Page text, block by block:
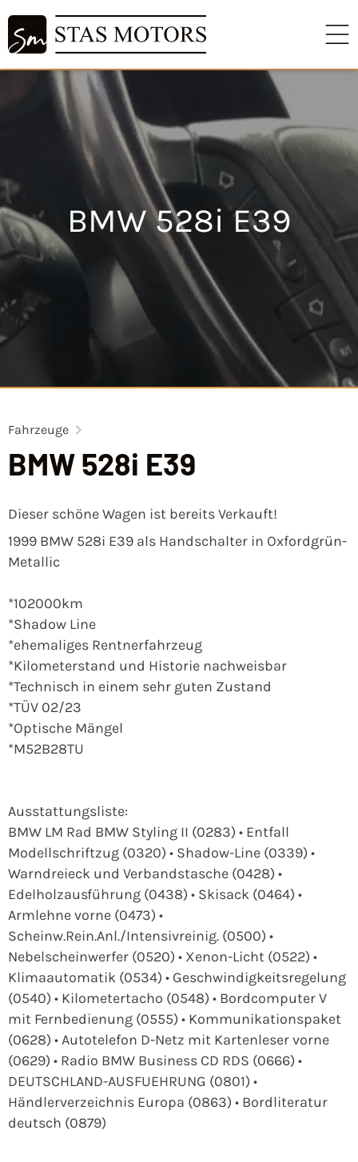
BMW 528i E39
Fahrzeuge
BMW 528i E39
Dieser schöne Wagen ist bereits Verkauft!
1999 BMW 528i E39 als Handschalter in Oxfordgrün-
Metallic
*102000km
*Shadow Line
*ehemaliges Rentnerfahrzeug
*Kilometerstand und Historie nachweisbar
*Technisch in einem sehr guten Zustand
*TÜV 02/23
*Optische Mängel
*M52B28TU
Ausstattungsliste:
BMW LM Rad BMW Styling II (0283) • Entfall
Modellschriftzug (0320) • Shadow-Line (0339) •
Warndreieck und Verbandstasche (0428) •
Edelholzausführung (0438) • Skisack (0464) •
Armlehne vorne (0473) •
Scheinw.Rein.Anl./Intensivreinig. (0500) •
Nebelscheinwerfer (0520) • Xenon-Licht (0522) •
Klimaautomatik (0534) • Geschwindigkeitsregelung
(0540) • Kilometertacho (0548) • Bordcomputer V
mit Fernbedienung (0555) • Kommunikationspaket
(0628) • Autotelefon D-Netz mit Kartenleser vorne
(0629) • Radio BMW Business CD RDS (0666) •
DEUTSCHLAND-AUSFUEHRUNG (0801) •
Händlerverzeichnis Europa (0863) • Bordliteratur
deutsch (0879)